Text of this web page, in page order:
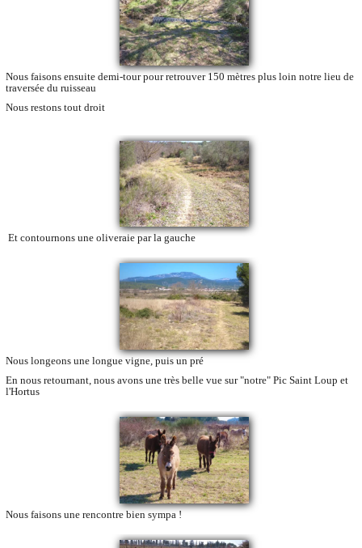
Nous faisons ensuite demi-tour pour retrouver 150 mètres plus loin notre lieu de
traversée du ruisseau
Nous restons tout droit
Et contournons une oliveraie par la gauche
Nous longeons une longue vigne, puis un pré
En nous retournant, nous avons une très belle vue sur "notre" Pic Saint Loup et
l'Hortus
Nous faisons une rencontre bien sympa !